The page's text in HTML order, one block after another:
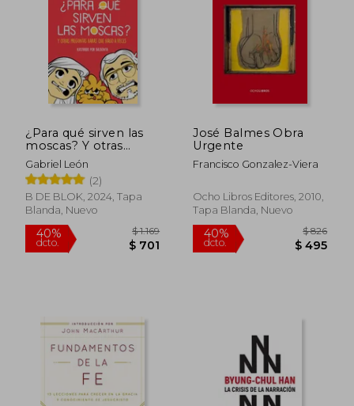
dcto. $ 1.102 dcto.
¿Para qué sirven las
moscas? Y otras
preguntas raras que
hago a veces.
Gabriel León
(2)
B DE BLOK, 2024, Tapa
Blanda, Nuevo
José Balmes Obra
Urgente
Francisco Gonzalez-Viera
Ocho Libros Editores, 2010,
Tapa Blanda, Nuevo